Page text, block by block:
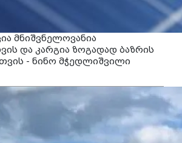
მნიშვნელოვანია
და კარგია ზოგადად ბაზრის
- ნინო მჭედლიშვილი